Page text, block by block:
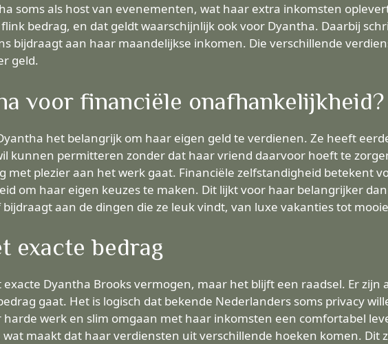
soms als host van evenementen, wat haar extra inkomsten
bedrag, en dat geldt waarschijnlijk ook voor Dyantha. Daarbij
bijdraagt aan haar maandelijkse inkomen. Die verschillende
geld.
voor financiële onafhankelijkheid?
het belangrijk om haar eigen geld te verdienen. Ze heeft
kunnen permitteren zonder dat haar vriend daarvoor hoeft te
met plezier aan het werk gaat. Financiële zelfstandigheid betekent
om haar eigen keuzes te maken. Dit lijkt voor haar belangrijker
aan de dingen die ze leuk vindt, van luxe vakanties tot
exacte bedrag
Dyantha Brooks vermogen, maar het blijft een raadsel. Er zijn
gaat. Het is logisch dat bekende Nederlanders soms privacy
werk en slim omgaan met haar inkomsten een comfortabel
maakt dat haar verdiensten uit verschillende hoeken komen. Dit